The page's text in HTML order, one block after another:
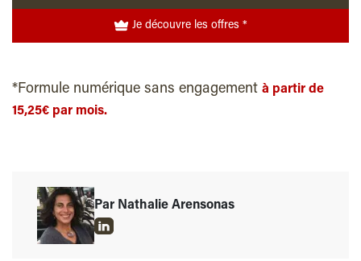
Je découvre les offres *
*Formule numérique sans engagement à partir de
15,25€ par mois.
Par Nathalie Arensonas